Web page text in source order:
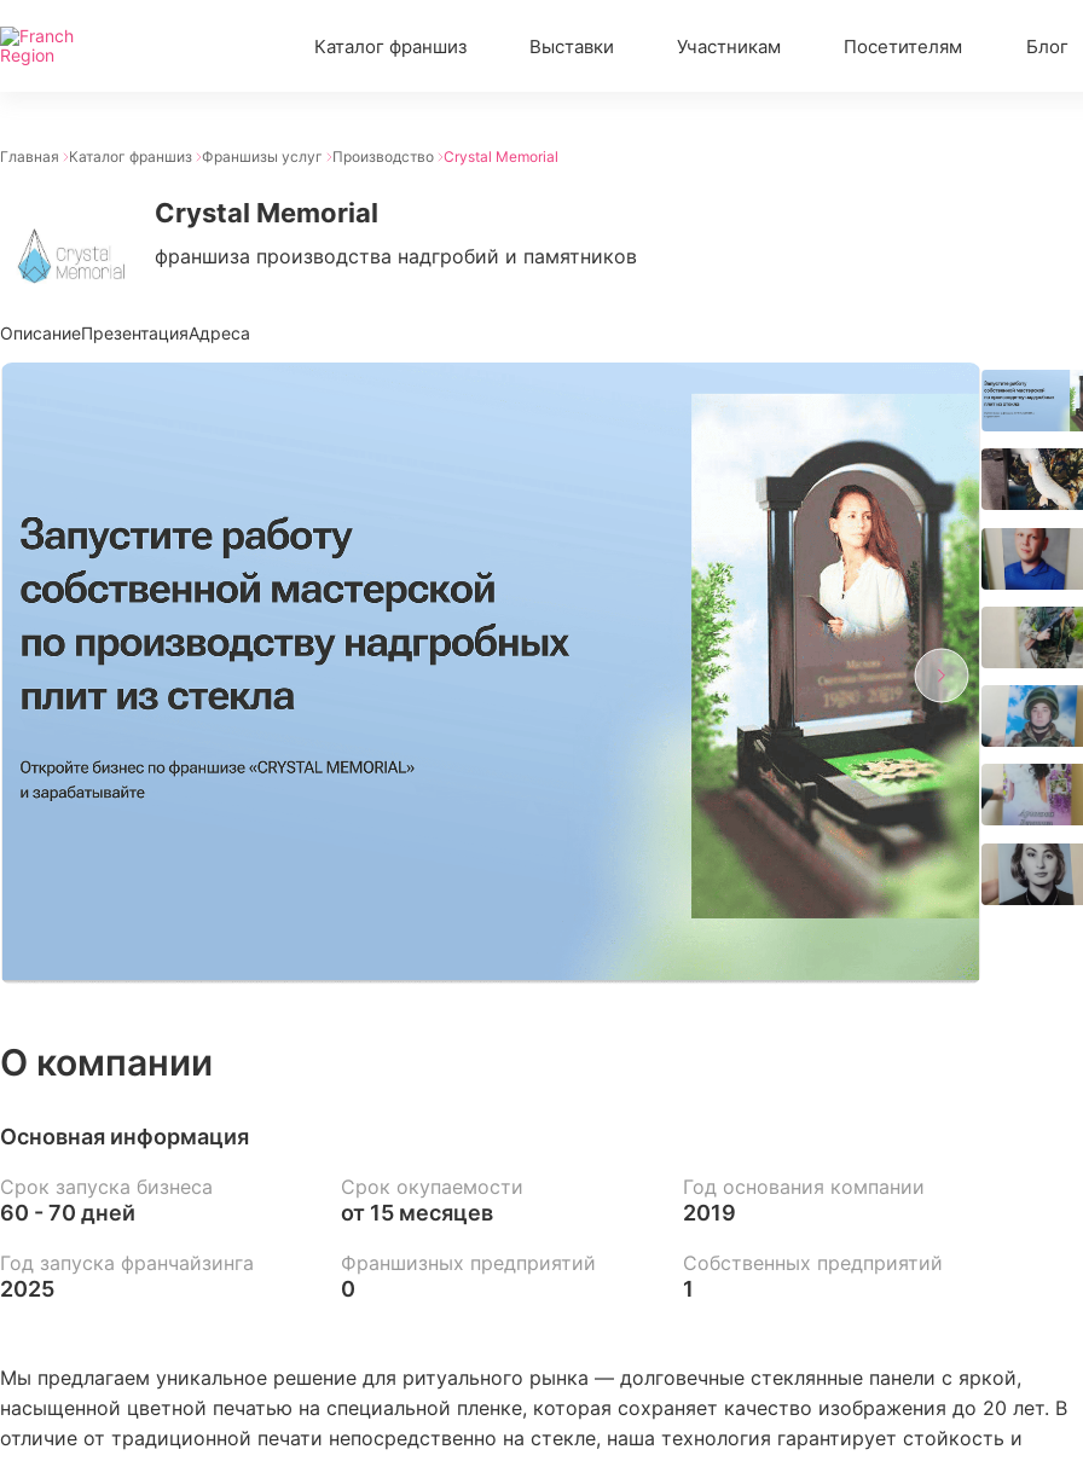
Каталог франшиз Выставки Участникам Посетителям Блог
Главная Каталог франшиз Франшизы услуг Производство Crystal Memorial
Crystal Memorial
франшиза производства надгробий и памятников
ОписаниеПрезентацияАдреса
О компании
Основная информация
Срок запуска бизнеса
60 - 70 дней
Срок окупаемости
от 15 месяцев
Год основания компании
2019
Год запуска франчайзинга
2025
Франшизных предприятий
0
Собственных предприятий
1
Мы предлагаем уникальное решение для ритуального рынка — долговечные стеклянные панели с яркой,
насыщенной цветной печатью на специальной пленке, которая сохраняет качество изображения до 20 лет. В
отличие от традиционной печати непосредственно на стекле, наша технология гарантирует стойкость и